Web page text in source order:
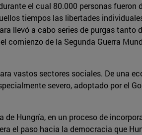
el cual 80.000 personas fueron
tiempos las libertades
llevó a cabo series de purgas tanto
comienzo de la Segunda Guerra
vastos sectores sociales. De una
severo, adoptado por el
Hungría, en un proceso de
el paso hacia la democracia que